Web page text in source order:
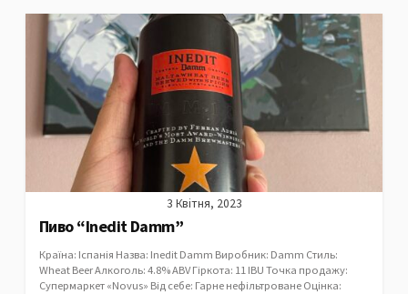
3 Квітня, 2023
Пиво “Inedit Damm”
Країна: Іспанія Назва: Inedit Damm Виробник: Damm Стиль:
Wheat Beer Алкоголь: 4.8% ABV Гіркота: 11 IBU Точка продажу:
Супермаркет «Novus» Від себе: Гарне нефільтроване Оцінка: